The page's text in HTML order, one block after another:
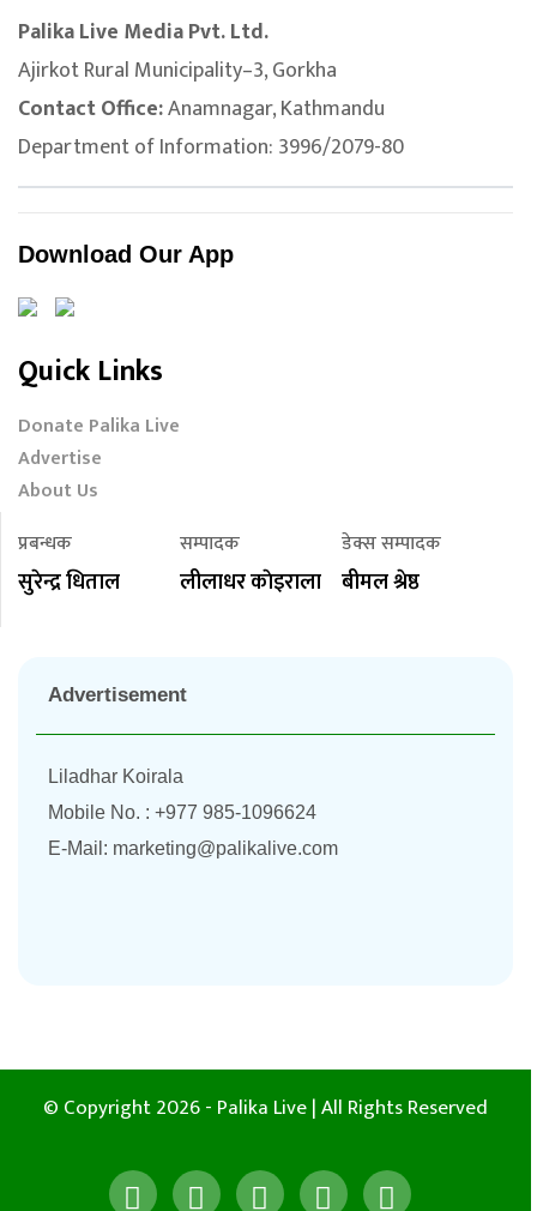
Palika Live Media Pvt. Ltd.
Ajirkot Rural Municipality–3, Gorkha
Contact Office:Anamnagar, Kathmandu
Department of Information: 3996/2079-80
Download Our App
Quick Links
Donate Palika Live
Advertise
About Us
प्रबन्धक
सुरेन्द्र धिताल
सम्पादक
लीलाधर काेइराला
डेक्स सम्पादक
बीमल श्रेष्ठ
Advertisement
Liladhar Koirala
Mobile No. : +977 985-1096624
E-Mail: marketing@palikalive.com
© Copyright 2026 - Palika Live | All Rights Reserved